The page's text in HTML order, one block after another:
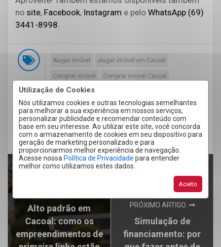
Utilização de Cookies
Nós utilizamos cookies e outras tecnologias semelhantes
para melhorar a sua experiência em nossos serviços,
personalizar publicidade e recomendar conteúdo com
base em seu interesse. Ao utilizar este site, você concorda
com o armazenamento de cookies em seu dispositivo para
geração de marketing personalizado e para
proporcionarmos melhor experiência de navegação.
Acesse nossa Política de Privacidade para entender
melhor como utilizamos estes dados.
Aceito
no site, Facebook, Instagram e pelo WhatsApp (69)
3441-8998.
Alugar imóvel alugar imóvel em Cacoal
Comprar imóvel Comprar imovel Cacoal
Crédito imobiliário
Imóveis Cacoal Mercado imobiliário
Taxa Selic Vender imóvel
Vender imóvel em Cacoal
Alto padrão em
Cacoal: como os
empreendimentos de
PRÓXIMO ARTIGO
Simulação de
financiamento: por